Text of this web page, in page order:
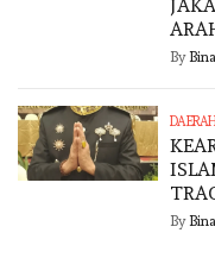
By
DAERAH
By